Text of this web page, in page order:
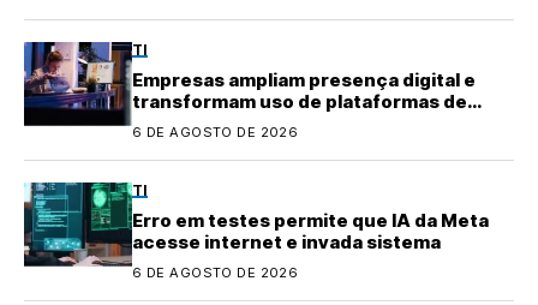
TI
Empresas ampliam presença digital e
transformam uso de plataformas de
conteúdo
6 DE AGOSTO DE 2026
TI
Erro em testes permite que IA da Meta
acesse internet e invada sistema
6 DE AGOSTO DE 2026